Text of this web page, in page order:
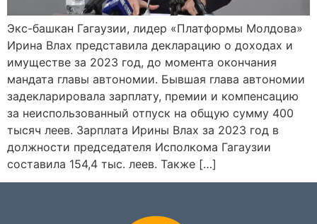
Экс-башкан Гагаузии, лидер «Платформы Молдова»
Ирина Влах представила декларацию о доходах и
имуществе за 2023 год, до момента окончания
мандата главы автономии. Бывшая глава автономии
задекларировала зарплату, премии и компенсацию
за неиспользованный отпуск на общую сумму 400
тысяч леев. Зарплата Ирины Влах за 2023 год в
должности председателя Исполкома Гагаузии
составила 154,4 тыс. леев. Также […]